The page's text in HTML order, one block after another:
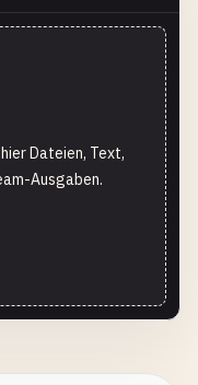
Dateien, Text,
Ausgaben.